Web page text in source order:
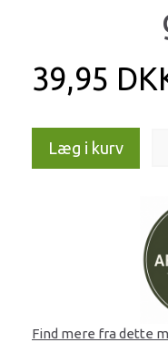
39,95
Læg i kurv
Find mere fra dette